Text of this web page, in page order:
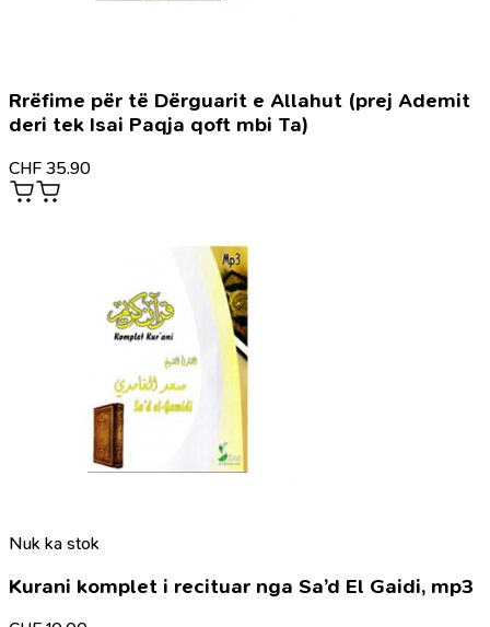
Rrëfime për të Dërguarit e Allahut (prej Ademit
deri tek Isai Paqja qoft mbi Ta)
CHF 35.90
Nuk ka stok
Kurani komplet i recituar nga Sa’d El Gaidi, mp3